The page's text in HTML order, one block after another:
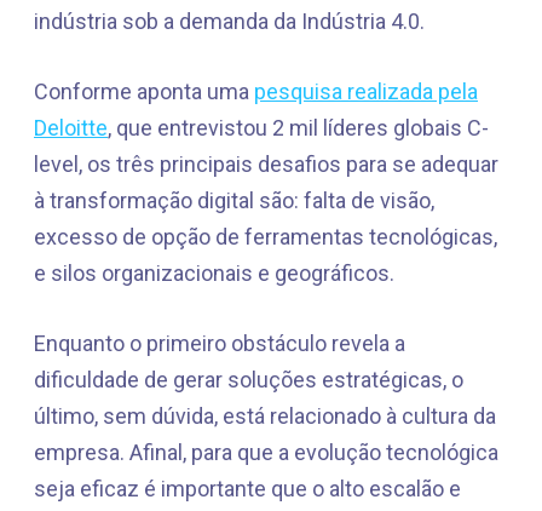
indústria sob a demanda da Indústria 4.0.
Conforme aponta uma pesquisa realizada pela
Deloitte, que entrevistou 2 mil líderes globais C-
level, os três principais desafios para se adequar
à transformação digital são: falta de visão,
excesso de opção de ferramentas tecnológicas,
e silos organizacionais e geográficos.
Enquanto o primeiro obstáculo revela a
dificuldade de gerar soluções estratégicas, o
último, sem dúvida, está relacionado à cultura da
empresa. Afinal, para que a evolução tecnológica
seja eficaz é importante que o alto escalão e